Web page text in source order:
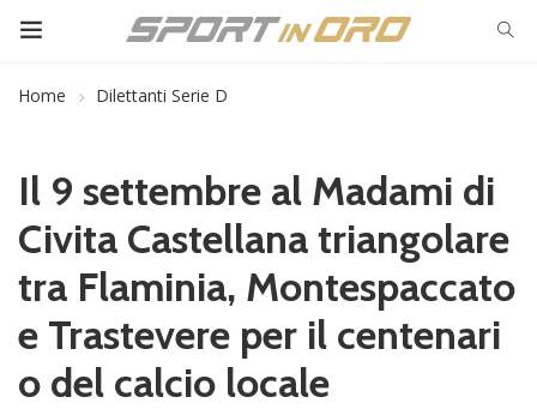
Home Dilettanti Serie D
Il 9 settembre al Madami di
Civita Castellana triangolare
tra Flaminia, Montespaccato
e Trastevere per il centenari
o del calcio locale